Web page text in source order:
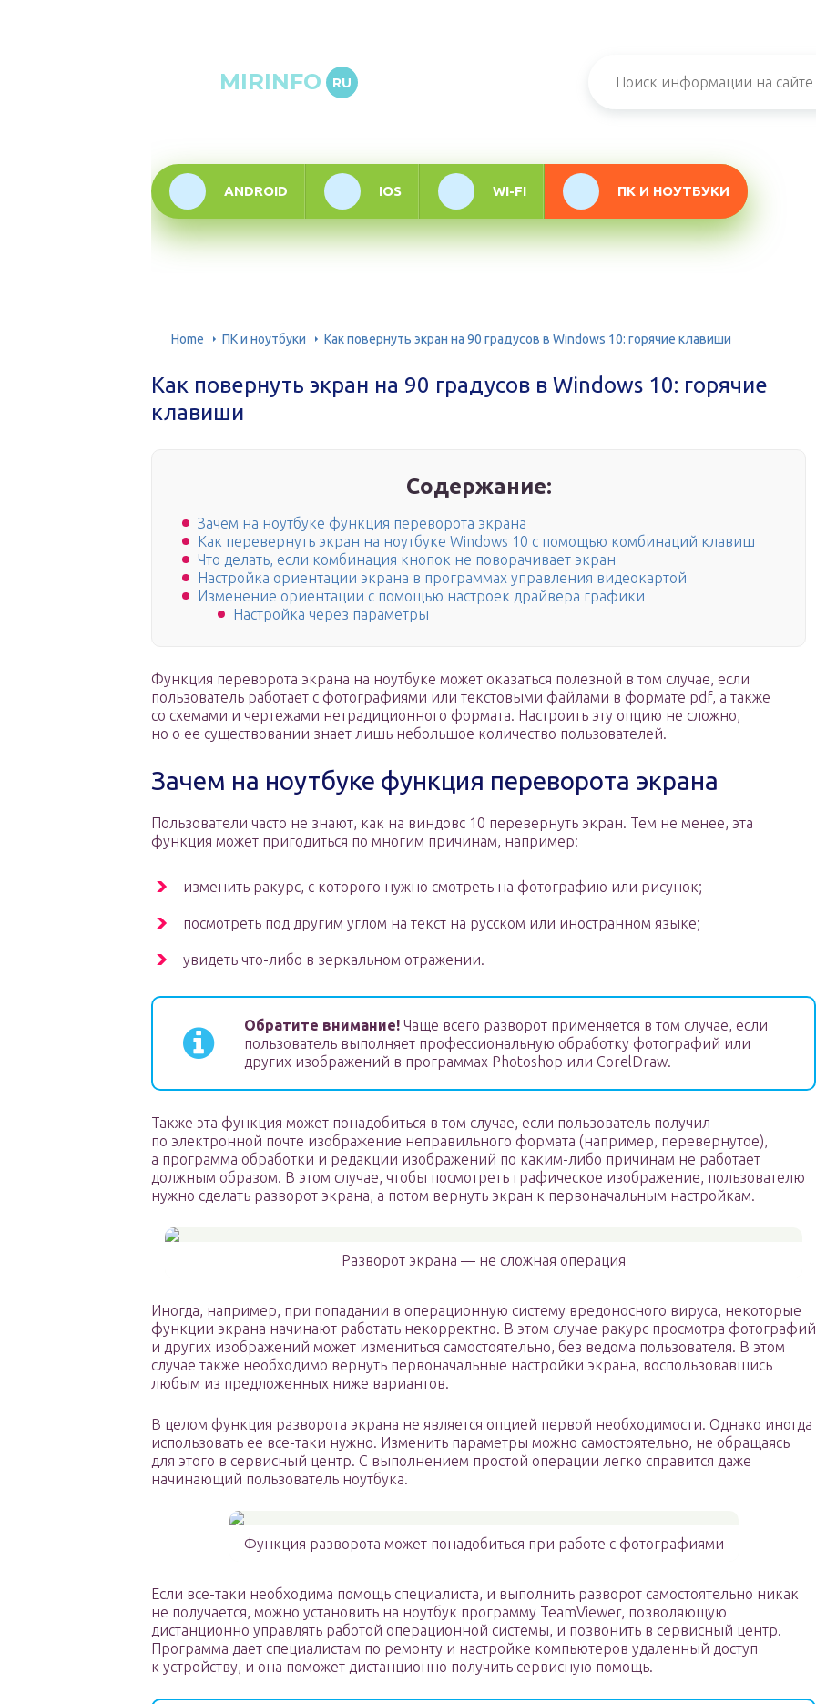
MIRINFO RU
ANDROID IOS WI-FI ПК И НОУТБУКИ
Home ПК и ноутбуки Как повернуть экран на 90 градусов в Windows 10: горячие клавиши
Как повернуть экран на 90 градусов в Windows 10: горячие
клавиши
Содержание:
Зачем на ноутбуке функция переворота экрана
Как перевернуть экран на ноутбуке Windows 10 с помощью комбинаций клавиш
Что делать, если комбинация кнопок не поворачивает экран
Настройка ориентации экрана в программах управления видеокартой
Изменение ориентации с помощью настроек драйвера графики
Настройка через параметры
Функция переворота экрана на ноутбуке может оказаться полезной в том случае, если
пользователь работает с фотографиями или текстовыми файлами в формате pdf, а также
со схемами и чертежами нетрадиционного формата. Настроить эту опцию не сложно,
но о ее существовании знает лишь небольшое количество пользователей.
Зачем на ноутбуке функция переворота экрана
Пользователи часто не знают, как на виндовс 10 перевернуть экран. Тем не менее, эта
функция может пригодиться по многим причинам, например:
изменить ракурс, с которого нужно смотреть на фотографию или рисунок;
посмотреть под другим углом на текст на русском или иностранном языке;
увидеть что-либо в зеркальном отражении.
Обратите внимание! Чаще всего разворот применяется в том случае, если
пользователь выполняет профессиональную обработку фотографий или
других изображений в программах Photoshop или CorelDraw.
Также эта функция может понадобиться в том случае, если пользователь получил
по электронной почте изображение неправильного формата (например, перевернутое),
а программа обработки и редакции изображений по каким-либо причинам не работает
должным образом. В этом случае, чтобы посмотреть графическое изображение, пользователю
нужно сделать разворот экрана, а потом вернуть экран к первоначальным настройкам.
Разворот экрана — не сложная операция
Иногда, например, при попадании в операционную систему вредоносного вируса, некоторые
функции экрана начинают работать некорректно. В этом случае ракурс просмотра фотографий
и других изображений может измениться самостоятельно, без ведома пользователя. В этом
случае также необходимо вернуть первоначальные настройки экрана, воспользовавшись
любым из предложенных ниже вариантов.
В целом функция разворота экрана не является опцией первой необходимости. Однако иногда
использовать ее все-таки нужно. Изменить параметры можно самостоятельно, не обращаясь
для этого в сервисный центр. С выполнением простой операции легко справится даже
начинающий пользователь ноутбука.
Функция разворота может понадобиться при работе с фотографиями
Если все-таки необходима помощь специалиста, и выполнить разворот самостоятельно никак
не получается, можно установить на ноутбук программу TeamViewer, позволяющую
дистанционно управлять работой операционной системы, и позвонить в сервисный центр.
Программа дает специалистам по ремонту и настройке компьютеров удаленный доступ
к устройству, и она поможет дистанционно получить сервисную помощь.